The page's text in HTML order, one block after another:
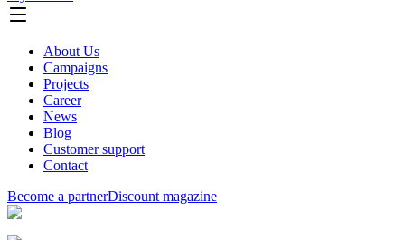
About Us
Campaigns
Projects
Career
News
Blog
Customer support
Contact
Become a partnerDiscount magazine